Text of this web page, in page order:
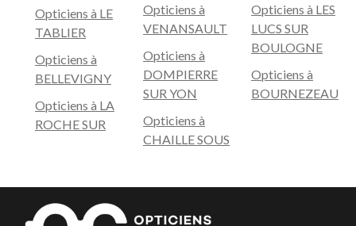
Opticiens à LE
TABLIER
Opticiens à
BELLEVIGNY
Opticiens à LA
ROCHE SUR
Opticiens à
VENANSAULT
Opticiens à
DOMPIERRE
SUR YON
Opticiens à
CHAILLE SOUS
Opticiens à LES
LUCS SUR
BOULOGNE
Opticiens à
BOURNEZEAU